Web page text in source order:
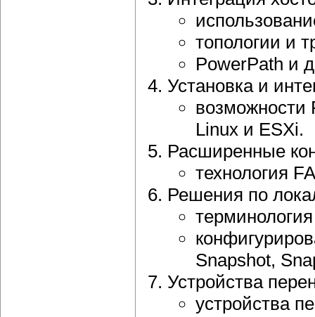
топологии и
PowerPath и
Установка и
возможности
Linux и ESXi.
Расширенные
технология
Решения по
Snapshot,
Устройства
устройства